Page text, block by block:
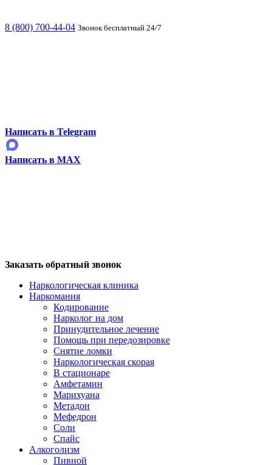
8 (800) 700-44-04 Звонок бесплатный 24/7
Написать в Telegram
Написать в MAX
Заказать обратный звонок
Наркологическая клиника
Наркомания
Кодирование
Нарколог на дом
Принудительное лечение
Помощь при передозировке
Снятие ломки
Наркологическая скорая
В стационаре
Амфетамин
Марихуана
Метадон
Мефедрон
Соли
Спайс
Алкоголизм
Пивной